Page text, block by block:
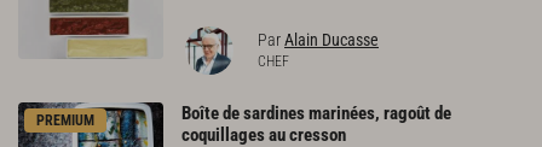
ParAlain Ducasse
CHEF
PREMIUM
Boîte de sardines marinées, ragoût de
coquillages au cresson